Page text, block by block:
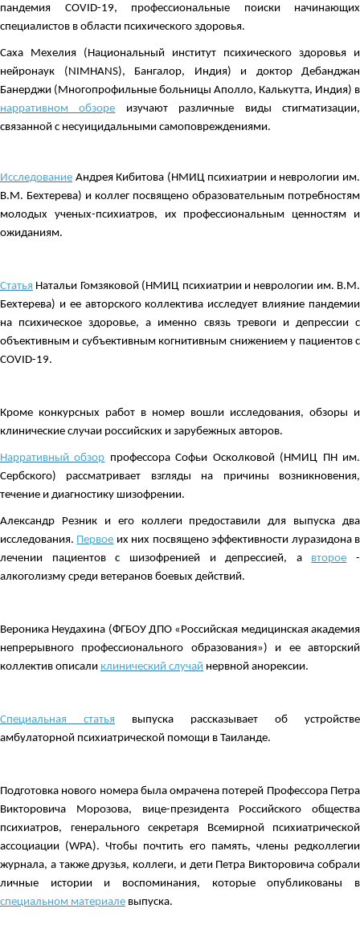
пандемия COVID-19, профессиональные поиски начинающих
специалистов в области психического здоровья.
Саха Мехелия (Национальный институт психического здоровья и
нейронаук (NIMHANS), Бангалор, Индия) и доктор Дебанджан
Банерджи (Многопрофильные больницы Аполло, Калькутта, Индия) в
нарративном обзоре изучают различные виды стигматизации,
связанной с несуицидальными самоповреждениями.
Исследование Андрея Кибитова (НМИЦ психиатрии и неврологии им.
В.М. Бехтерева) и коллег посвящено образовательным потребностям
молодых ученых-психиатров, их профессиональным ценностям и
ожиданиям.
Статья Натальи Гомзяковой (НМИЦ психиатрии и неврологии им. В.М.
Бехтерева) и ее авторского коллектива исследует влияние пандемии
на психическое здоровье, а именно связь тревоги и депрессии с
объективным и субъективным когнитивным снижением у пациентов c
COVID-19.
Кроме конкурсных работ в номер вошли исследования, обзоры и
клинические случаи российских и зарубежных авторов.
Нарративный обзор профессора Софьи Осколковой (НМИЦ ПН им.
Сербского) рассматривает взгляды на причины возникновения,
течение и диагностику шизофрении.
Александр Резник и его коллеги предоставили для выпуска два
исследования. Первое их них посвящено эффективности луразидона в
лечении пациентов с шизофренией и депрессией, а второе -
алкоголизму среди ветеранов боевых действий.
Вероника Неудахина (ФГБОУ ДПО «Российская медицинская академия
непрерывного профессионального образования») и ее авторский
коллектив описали клинический случай нервной анорексии.
Специальная статья выпуска рассказывает об устройстве
амбулаторной психиатрической помощи в Таиланде.
Подготовка нового номера была омрачена потерей Профессора Петра
Викторовича Морозова, вице-президента Российского общества
психиатров, генерального секретаря Всемирной психиатрической
ассоциации (WPA). Чтобы почтить его память, члены редколлегии
журнала, а также друзья, коллеги, и дети Петра Викторовича собрали
личные истории и воспоминания, которые опубликованы в
специальном материале выпуска.